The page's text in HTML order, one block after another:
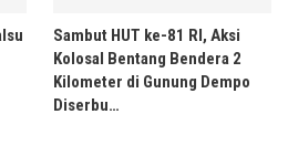
Sambut HUT ke-81 RI, Aksi
Kolosal Bentang Bendera 2
Kilometer di Gunung Dempo
Diserbu…